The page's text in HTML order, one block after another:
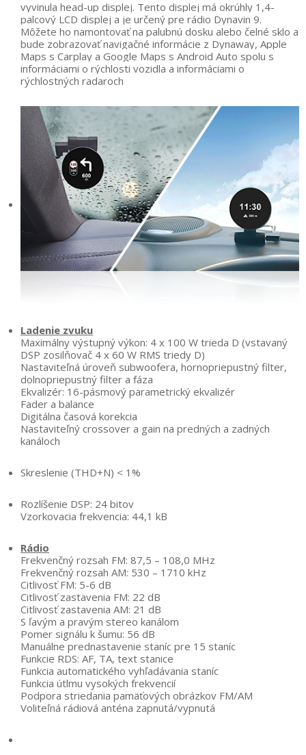
vyvinula head-up displej. Tento displej má okrúhly 1,4-
palcový LCD displej a je určený pre rádio Dynavin 9.
Môžete ho namontovať na palubnú dosku alebo čelné sklo a
bude zobrazovať navigačné informácie z Dynaway, Apple
Maps s Carplay a Google Maps s Android Auto spolu s
informáciami o rýchlosti vozidla a informáciami o
rýchlostných radaroch
Ladenie zvuku
Maximálny výstupný výkon: 4 x 100 W trieda D (vstavaný
DSP zosilňovač 4 x 60 W RMS triedy D)
Nastaviteľná úroveň subwoofera, hornopriepustný filter,
dolnopriepustný filter a fáza
Ekvalizér: 16-pásmový parametrický ekvalizér
Fader a balance
Digitálna časová korekcia
Nastaviteľný crossover a gain na predných a zadných
kanáloch
Skreslenie (THD+N) < 1%
Rozlíšenie DSP: 24 bitov
Vzorkovacia frekvencia: 44,1 kB
Rádio
Frekvenčný rozsah FM: 87,5 – 108,0 MHz
Frekvenčný rozsah AM: 530 – 1710 kHz
Citlivosť FM: 5-6 dB
Citlivosť zastavenia FM: 22 dB
Citlivosť zastavenia AM: 21 dB
S ľavým a pravým stereo kanálom
Pomer signálu k šumu: 56 dB
Manuálne prednastavenie staníc pre 15 staníc
Funkcie RDS: AF, TA, text stanice
Funkcia automatického vyhľadávania staníc
Funkcia útlmu vysokých frekvencií
Podpora striedania pamäťových obrázkov FM/AM
Voliteľná rádiová anténa zapnutá/vypnutá